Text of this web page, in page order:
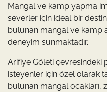
Mangal ve kamp yapma
severler için ideal bir
bulunan mangal ve kamp
deneyim sunmaktadır.
Arifiye Göleti çevresindeki
isteyenler için özel olarak
bulunan mangal ocakları,